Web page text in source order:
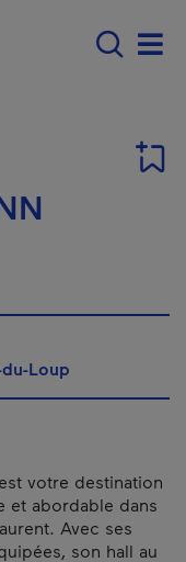
-
Loup
votre destination
et abordable dans
Avec ses
son hall au